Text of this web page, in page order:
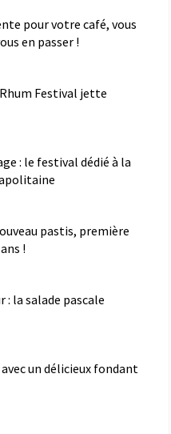
pour votre café, vous
en passer !
Festival jette
: le festival dédié à la
pastis, première
!
: la salade pascale
un délicieux fondant